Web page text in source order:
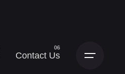
Contact Us